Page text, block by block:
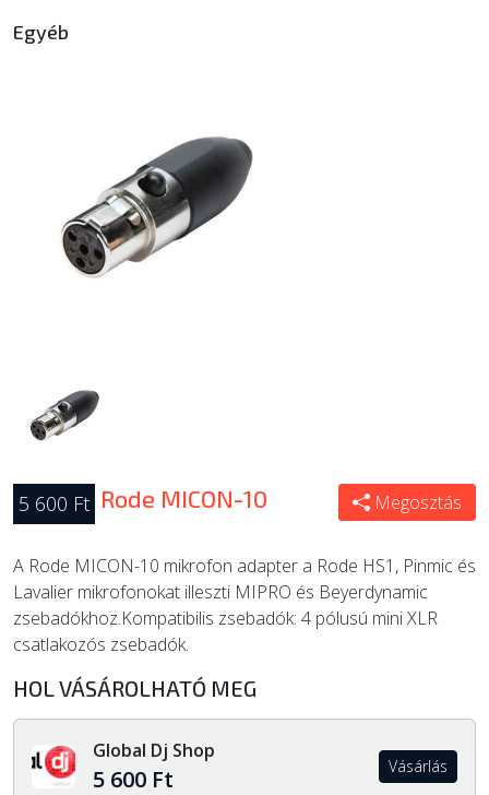
EGYÉB
ÚJ TERMÉKEK
Egyéb
5 600 Ft Rode MICON-10 Megosztás
A Rode MICON-10 mikrofon adapter a Rode HS1, Pinmic és
Lavalier mikrofonokat illeszti MIPRO és Beyerdynamic
zsebadókhoz.Kompatibilis zsebadók: 4 pólusú mini XLR
csatlakozós zsebadók.
HOL VÁSÁROLHATÓ MEG
Global Dj Shop
5 600 Ft Vásárlás